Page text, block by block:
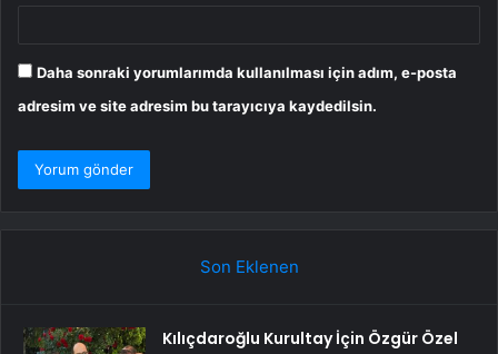
Daha sonraki yorumlarımda kullanılması için adım, e-posta
adresim ve site adresim bu tarayıcıya kaydedilsin.
Son Eklenen
Kılıçdaroğlu Kurultay İçin Özgür Özel